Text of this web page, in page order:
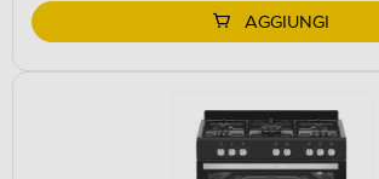
AGGIUNGI